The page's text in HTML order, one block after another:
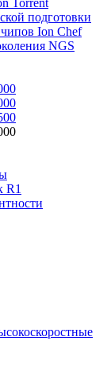
подготовки
Ion Chef
NGS
R1